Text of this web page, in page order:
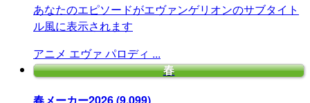
あなたのエピソードがエヴァンゲリオンのサブタイト
ル風に表示されます
アニメ エヴァ パロディ ...
春